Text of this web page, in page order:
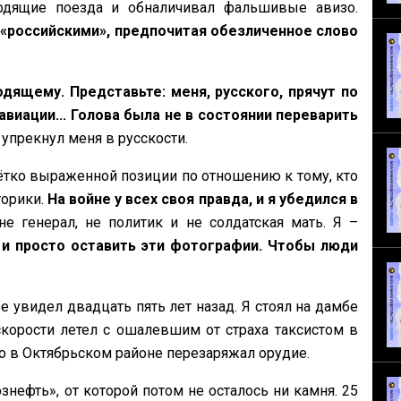
поезда и обналичивал фальшивые авизо.
предпочитая обезличенное слово
Представьте: меня, русского, прячут по
Голова была не в состоянии переварить
меня в русскости.
выраженной позиции по отношению к тому, кто
На войне у всех своя правда, и я убедился в
генерал, не политик и не солдатская мать. Я –
просто оставить эти фотографии. Чтобы люди
двадцать пять лет назад. Я стоял на дамбе
летел с ошалевшим от страха таксистом в
в Октябрьском районе перезаряжал орудие.
от которой потом не осталось ни камня. 25